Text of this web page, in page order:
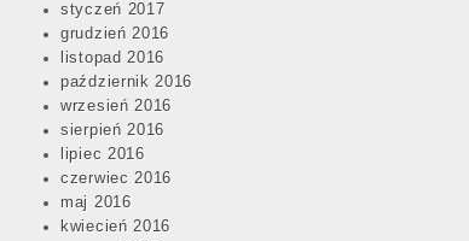
styczeń 2017
grudzień 2016
listopad 2016
październik 2016
wrzesień 2016
sierpień 2016
lipiec 2016
czerwiec 2016
maj 2016
kwiecień 2016